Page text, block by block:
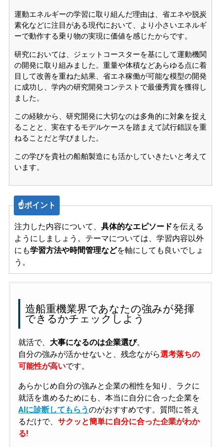
運動エネルギーの学習に取り組んだ理由は、省エネや脱炭
素化などに注目がある現代において、より小さいエネルギ
ーで動作する乗り物の実現に価値を感じたからです。
研究においては、ジェットコースターを基にして運動機関
の開発に取り組みました。重量や体積などあらゆる点に着
目して改善を重ねた結果、省エネ稼働が可能な模型の開発
に成功し、学内の研究開発コンテストで最優秀賞を獲得し
ました。
この経験から、研究開発に大切なのは多角的に対象を捉え
ることと、実在するモデルケースを踏まえて試行錯誤を重
ねることだと学びました。
この学びを貴社の船舶製造にも活かしていきたいと考えて
います。
☝️ポイント
注力した内容について、 具体的なエピソードを伝える
ようにしましょう。テーマについては、学習内容以外
にも学習方法や時間管理などを軸にしても良いでしょ
う。
造船重機業界であなたの強みが発揮
できるかチェックしよう
就活で、 大事になるのは企業選び。
自分の強みが活かせないと、残念ながら選考落ちの
可能性が高いです。
あらかじめ自分の強みと企業の相性を知り、ラクに
就活を進めるためにも、本当に自分に合った企業を
AIに診断してもらうのがおすすめです。質問に答え
るだけで、 サクッと簡単に自分に合った企業がわか
る!